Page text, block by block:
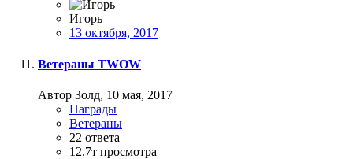
Игорь
13 октября, 2017
Ветераны TWOW
Автор Золд, 10 мая, 2017
Награды
Ветераны
22 ответа
12.7т просмотра